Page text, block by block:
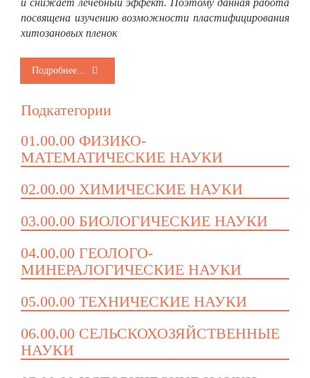
и снижает лечебный эффект. Поэтому данная работа
посвящена изучению возможности пластифицирования
хитозановых пленок
Подробнее...
Подкатегории
01.00.00 ФИЗИКО-
МАТЕМАТИЧЕСКИЕ НАУКИ
02.00.00 ХИМИЧЕСКИЕ НАУКИ
03.00.00 БИОЛОГИЧЕСКИЕ НАУКИ
04.00.00 ГЕОЛОГО-
МИНЕРАЛОГИЧЕСКИЕ НАУКИ
05.00.00 ТЕХНИЧЕСКИЕ НАУКИ
06.00.00 СЕЛЬСКОХОЗЯЙСТВЕННЫЕ
НАУКИ